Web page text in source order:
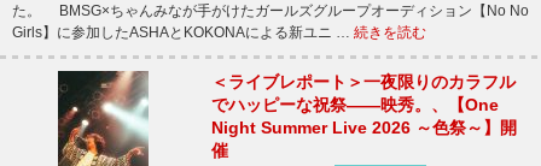
た。 BMSG×ちゃんみなが手がけたガールズグループオーディション【No No
Girls】に参加したASHAとKOKONAによる新ユニ … 続きを読む
＜ライブレポート＞一夜限りのカラフル
でハッピーな祝祭――映秀。、【One
Night Summer Live 2026 ～色祭～】開
催